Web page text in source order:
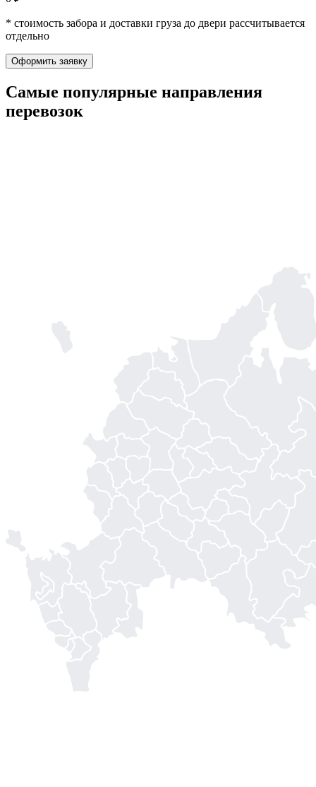
* стоимость забора и доставки груза до двери рассчитывается
отдельно
Оформить заявку
Самые популярные направления
перевозок